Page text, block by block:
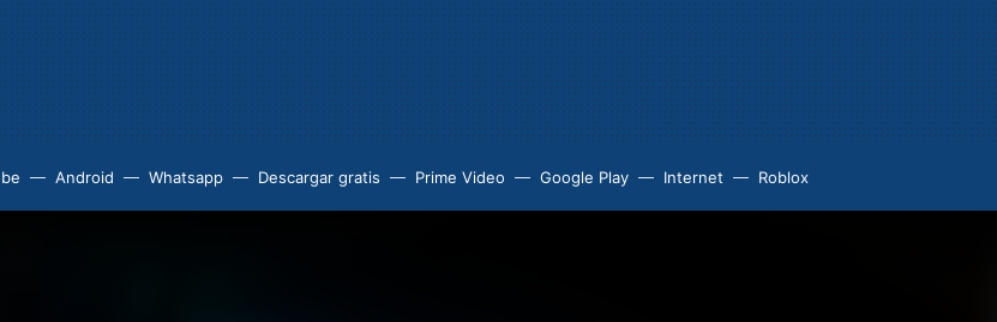
Android Whatsapp Descargar gratis Prime Video Google Play Internet Roblox